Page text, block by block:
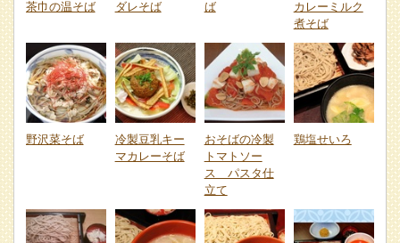
茶巾の温そば
ダレそば
ば
カレーミルク
煮そば
野沢菜そば
冷製豆乳キー
マカレーそば
おそばの冷製
トマトソー
ス パスタ仕
立て
鶏塩せいろ